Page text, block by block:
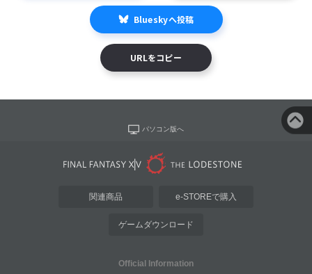
Blueskyへ投稿
URLをコピー
パソコン版へ
関連商品 e-STOREで購入
ゲームダウンロード
Official Information